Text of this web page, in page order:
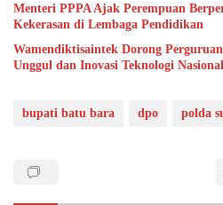
Menteri PPPA Ajak Perempuan
Kekerasan di Lembaga Pendidikan
Wamendiktisaintek Dorong
Unggul dan Inovasi Teknologi Nasional
bupati batu bara dpo polda